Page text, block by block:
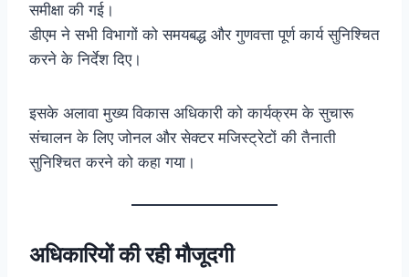
समीक्षा की गई।
डीएम ने सभी विभागों को समयबद्ध और गुणवत्ता पूर्ण कार्य सुनिश्चित
करने के निर्देश दिए।
इसके अलावा मुख्य विकास अधिकारी को कार्यक्रम के सुचारू
संचालन के लिए जोनल और सेक्टर मजिस्ट्रेटों की तैनाती
सुनिश्चित करने को कहा गया।
अधिकारियों की रही मौजूदगी